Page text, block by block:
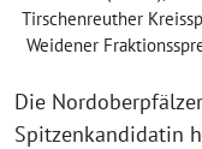
Tirschenreuther
Weidener
Die
Spitzenkandidatin